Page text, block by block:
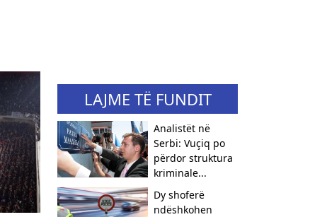
LAJME TË FUNDIT
Analistët në
Serbi: Vuçiq po
përdor struktura
kriminale...
Dy shoferë
ndëshkohen